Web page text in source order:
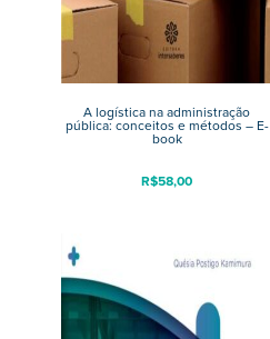
A logística na administração
pública: conceitos e métodos – E-
book
R$58,00